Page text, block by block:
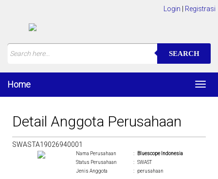
Login Registrasi
SEARCH
Home
Detail Anggota Perusahaan
SWASTA19026940001
Nama Perusahaan :
Bluescope Indonesia
Status Perusahaan
: SWAST
Jenis Anggota
: perusahaan